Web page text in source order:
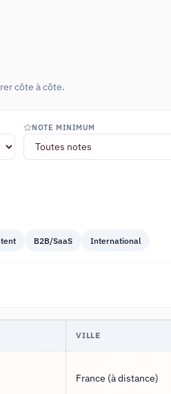
côte à côte.
NOTE MINIMUM
B2B/SaaS International
VILLE
France (à distance)